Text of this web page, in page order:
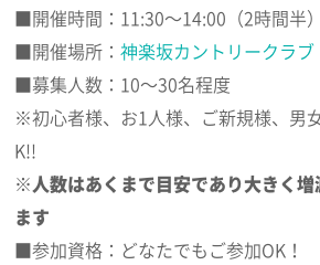
■開催時間：11:30～14:00（2時間半）
■開催場所：神楽坂カントリークラブ
■募集人数：10～30名程度
※初心者様、お1人様、ご新規様、男
K!!
※人数はあくまで目安であり大きく増
ます
■参加資格：どなたでもご参加OK！